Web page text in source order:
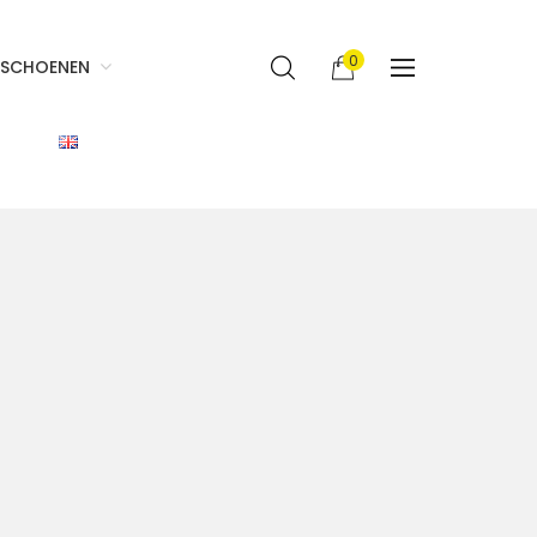
SCHOENEN 0